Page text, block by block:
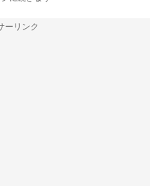
ーリンク